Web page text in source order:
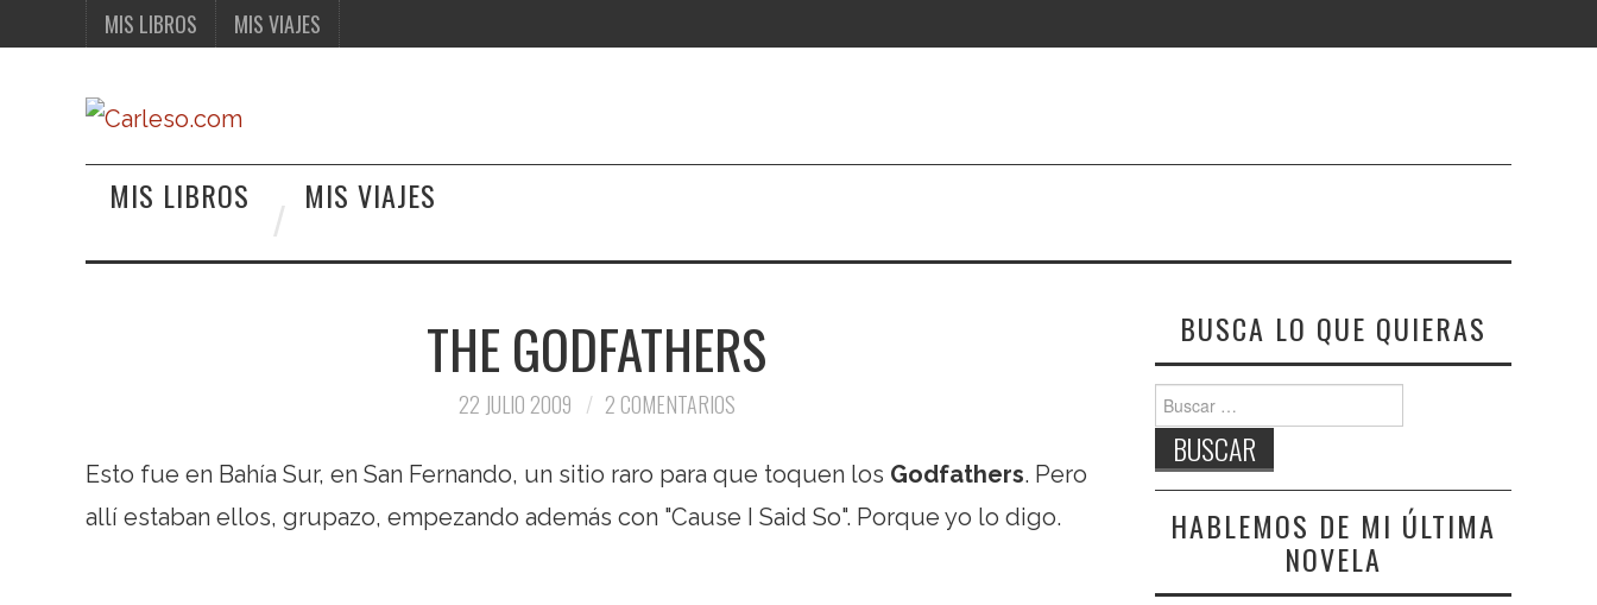
MIS LIBROS MIS VIAJES
MIS LIBROS MIS VIAJES
THE GODFATHERS
22 JULIO 2009 2 COMENTARIOS
Esto fue en Bahía Sur, en San Fernando, un sitio raro para que toquen los Godfathers. Pero
allí estaban ellos, grupazo, empezando además con "Cause I Said So". Porque yo lo digo.
BUSCA LO QUE QUIERAS
Buscar:
HABLEMOS DE MI ÚLTIMA
NOVELA